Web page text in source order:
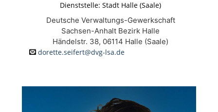
Dienststelle: Stadt Halle (Saale)
Deutsche Verwaltungs-Gewerkschaft
Sachsen-Anhalt Bezirk Halle
Händelstr. 38, 06114 Halle (Saale)
dorette.seifert@dvg-lsa.de